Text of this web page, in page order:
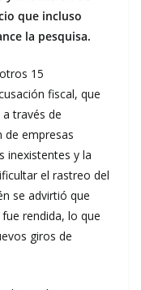
que incluso
la pesquisa.
15
fiscal, que
través de
de empresas
inexistentes y la
el rastreo del
se advirtió que
rendida, lo que
giros de